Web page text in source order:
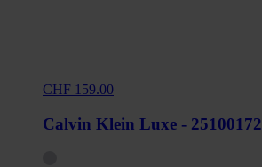
CHF 159.00
Calvin Klein Luxe - 25100172